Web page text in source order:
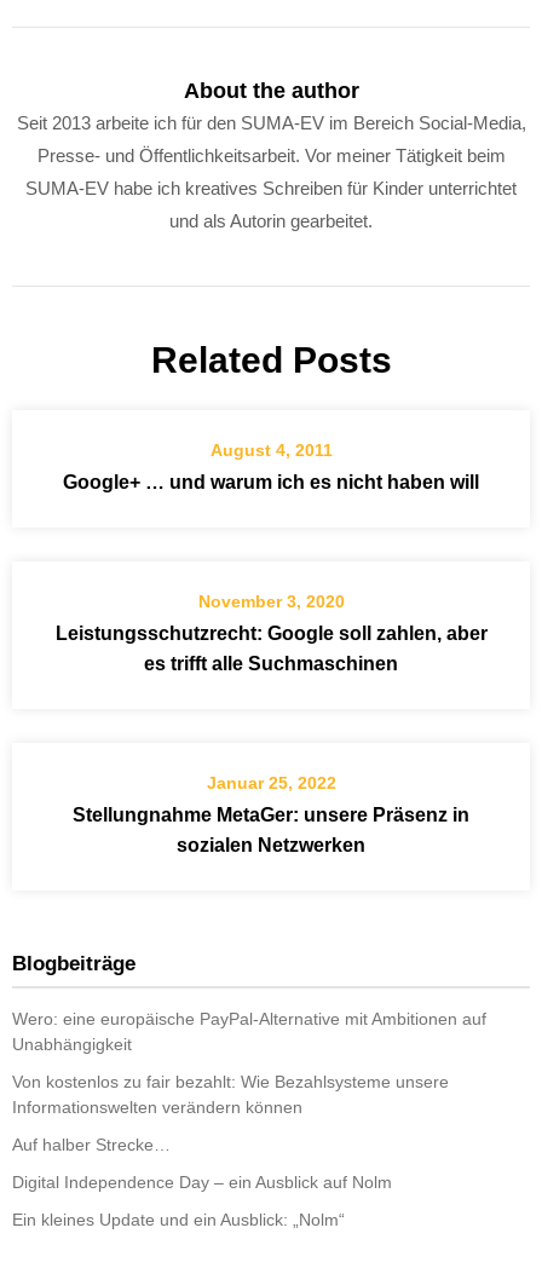
About the author
Seit 2013 arbeite ich für den SUMA-EV im Bereich Social-Media,
Presse- und Öffentlichkeitsarbeit. Vor meiner Tätigkeit beim
SUMA-EV habe ich kreatives Schreiben für Kinder unterrichtet
und als Autorin gearbeitet.
Related Posts
August 4, 2011
Google+ … und warum ich es nicht haben will
November 3, 2020
Leistungsschutzrecht: Google soll zahlen, aber
es trifft alle Suchmaschinen
Januar 25, 2022
Stellungnahme MetaGer: unsere Präsenz in
sozialen Netzwerken
Blogbeiträge
Wero: eine europäische PayPal-Alternative mit Ambitionen auf
Unabhängigkeit
Von kostenlos zu fair bezahlt: Wie Bezahlsysteme unsere
Informationswelten verändern können
Auf halber Strecke…
Digital Independence Day – ein Ausblick auf Nolm
Ein kleines Update und ein Ausblick: „Nolm“